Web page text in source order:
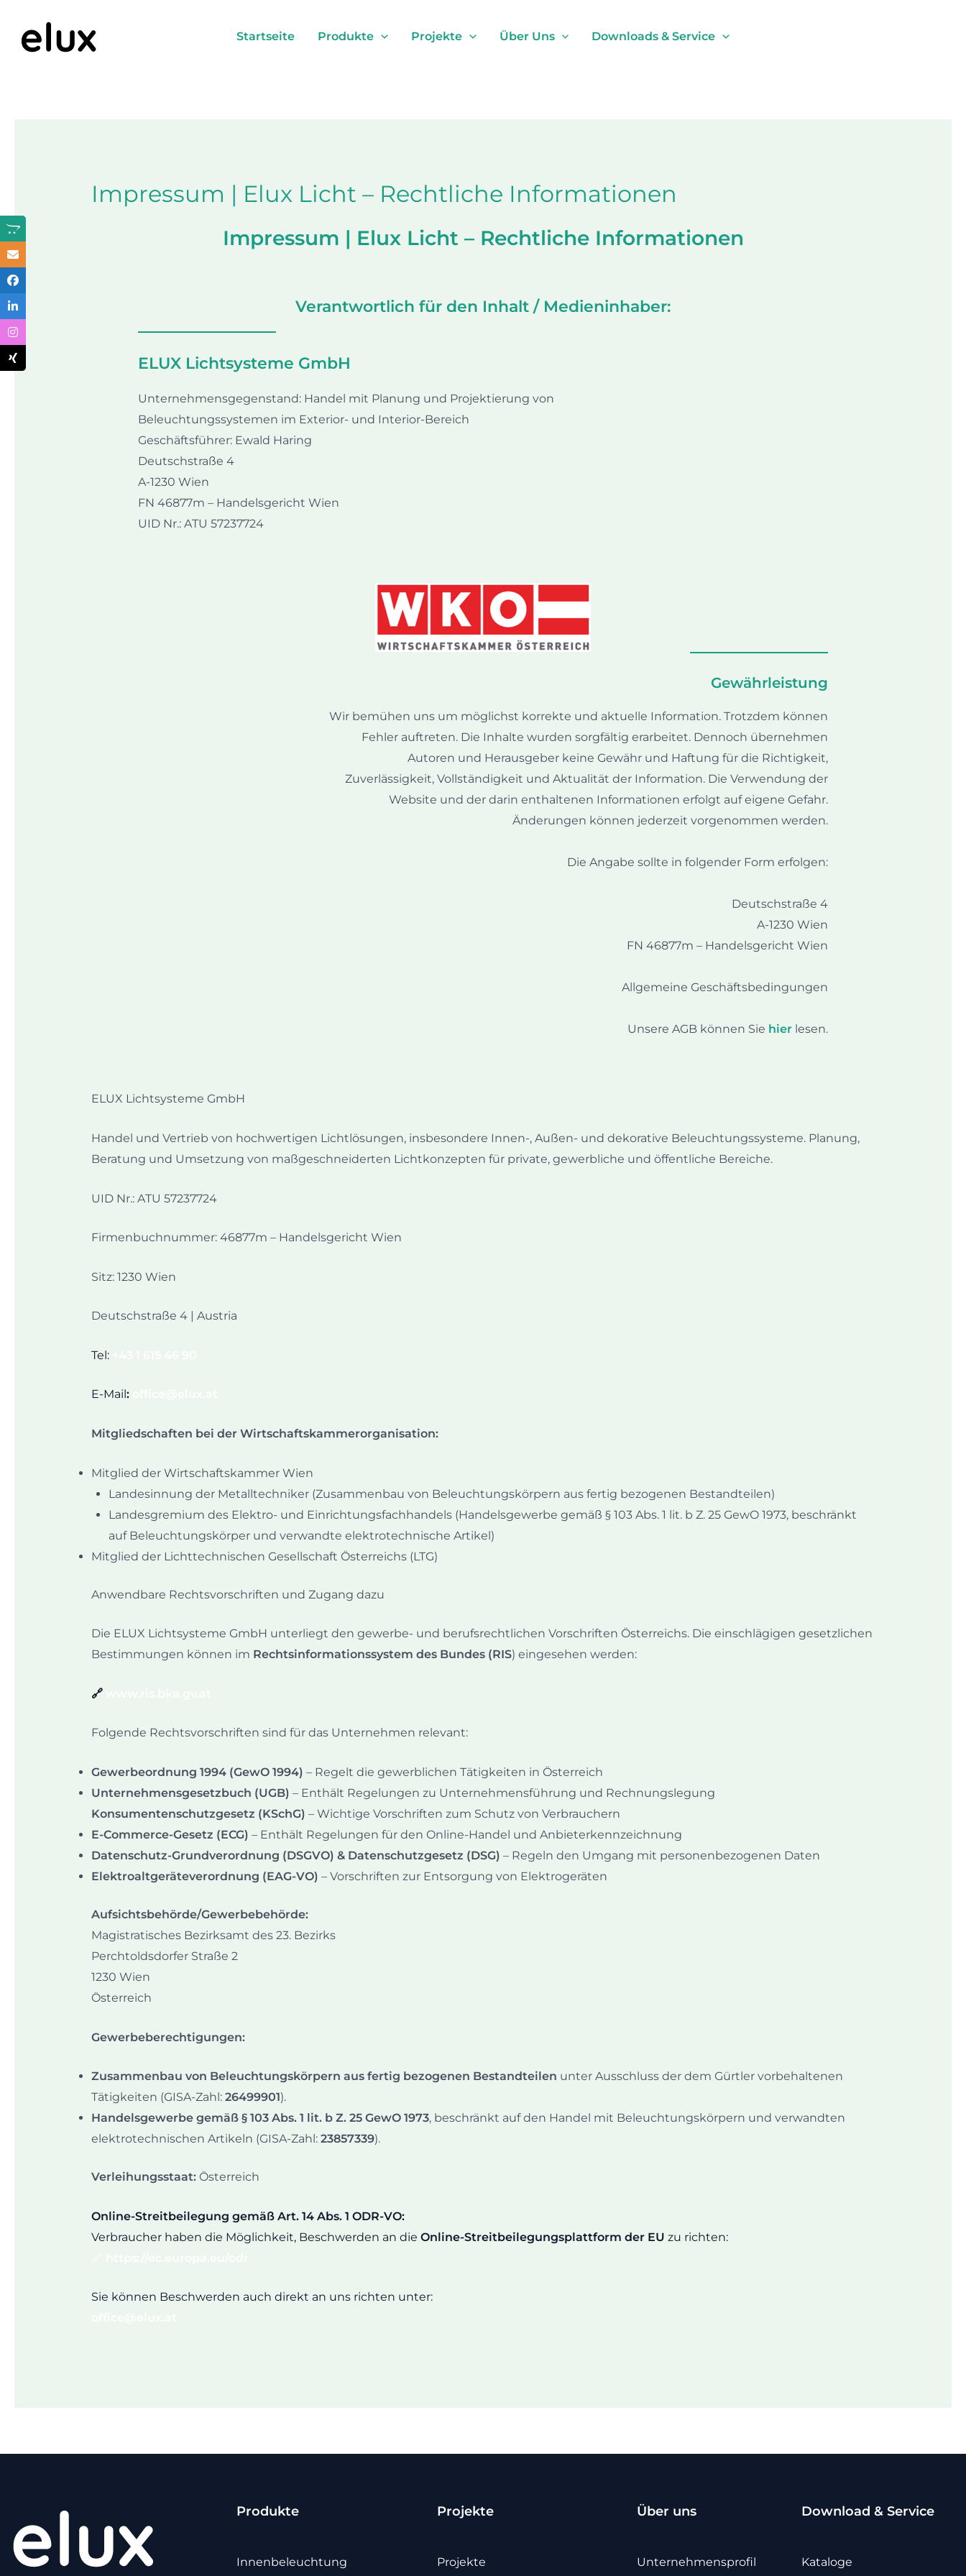
content
Startseite Produkte Projekte Über Uns Downloads & Service
Impressum | Elux Licht – Rechtliche Informationen
Impressum | Elux Licht – Rechtliche Informationen
Verantwortlich für den Inhalt / Medieninhaber:
ELUX Lichtsysteme GmbH​
Unternehmensgegenstand: Handel mit Planung und Projektierung von
Beleuchtungssystemen im Exterior- und Interior-Bereich
Geschäftsführer: Ewald Haring
Deutschstraße 4
A-1230 Wien
FN 46877m – Handelsgericht Wien
UID Nr.: ATU 57237724
Gewährleistung​
Wir bemühen uns um möglichst korrekte und aktuelle Information. Trotzdem können
Fehler auftreten. Die Inhalte wurden sorgfältig erarbeitet. Dennoch übernehmen
Autoren und Herausgeber keine Gewähr und Haftung für die Richtigkeit,
Zuverlässigkeit, Vollständigkeit und Aktualität der Information. Die Verwendung der
Website und der darin enthaltenen Informationen erfolgt auf eigene Gefahr.
Änderungen können jederzeit vorgenommen werden.
Die Angabe sollte in folgender Form erfolgen:
Deutschstraße 4
A-1230 Wien
FN 46877m – Handelsgericht Wien
Allgemeine Geschäftsbedingungen
Unsere AGB können Sie hier lesen.
ELUX Lichtsysteme GmbH
Handel und Vertrieb von hochwertigen Lichtlösungen, insbesondere Innen-, Außen- und dekorative Beleuchtungssysteme. Planung,
Beratung und Umsetzung von maßgeschneiderten Lichtkonzepten für private, gewerbliche und öffentliche Bereiche.
UID Nr.: ATU 57237724
Firmenbuchnummer: 46877m – Handelsgericht Wien
Sitz: 1230 Wien
Deutschstraße 4 | Austria
Tel:
E-Mail :
Mitgliedschaften bei der Wirtschaftskammerorganisation:
Mitglied der Wirtschaftskammer Wien
Landesinnung der Metalltechniker (Zusammenbau von Beleuchtungskörpern aus fertig bezogenen Bestandteilen)
Landesgremium des Elektro- und Einrichtungsfachhandels (Handelsgewerbe gemäß § 103 Abs. 1 lit. b Z. 25 GewO 1973, beschränkt
auf Beleuchtungskörper und verwandte elektrotechnische Artikel)
Mitglied der Lichttechnischen Gesellschaft Österreichs (LTG)
Anwendbare Rechtsvorschriften und Zugang dazu
Die ELUX Lichtsysteme GmbH unterliegt den gewerbe- und berufsrechtlichen Vorschriften Österreichs. Die einschlägigen gesetzlichen
Bestimmungen können im Rechtsinformationssystem des Bundes (RIS) eingesehen werden:
🔗www.ris.bka.gv.at
Folgende Rechtsvorschriften sind für das Unternehmen relevant:
Gewerbeordnung 1994 (GewO 1994) – Regelt die gewerblichen Tätigkeiten in Österreich
Unternehmensgesetzbuch (UGB) – Enthält Regelungen zu Unternehmensführung und Rechnungslegung
Konsumentenschutzgesetz (KSchG) – Wichtige Vorschriften zum Schutz von Verbrauchern
E-Commerce-Gesetz (ECG) – Enthält Regelungen für den Online-Handel und Anbieterkennzeichnung
Datenschutz-Grundverordnung (DSGVO) & Datenschutzgesetz (DSG) – Regeln den Umgang mit personenbezogenen Daten
Elektroaltgeräteverordnung (EAG-VO) – Vorschriften zur Entsorgung von Elektrogeräten
Aufsichtsbehörde/Gewerbebehörde:
Magistratisches Bezirksamt des 23. Bezirks
Perchtoldsdorfer Straße 2
1230 Wien
Österreich
Gewerbeberechtigungen:
Zusammenbau von Beleuchtungskörpern aus fertig bezogenen Bestandteilen unter Ausschluss der dem Gürtler vorbehaltenen
Tätigkeiten (GISA-Zahl: 26499901).
Handelsgewerbe gemäß § 103 Abs. 1 lit. b Z. 25 GewO 1973, beschränkt auf den Handel mit Beleuchtungskörpern und verwandten
elektrotechnischen Artikeln (GISA-Zahl: 23857339).
Verleihungsstaat:Österreich
Online-Streitbeilegung gemäß Art. 14 Abs. 1 ODR-VO:
Verbraucher haben die Möglichkeit, Beschwerden an die Online-Streitbeilegungsplattform der EU zu richten:
Sie können Beschwerden auch direkt an uns richten unter:
Produkte
Innenbeleuchtung
Projekte
Projekte
Über uns
Unternehmensprofil
Download & Service
Kataloge